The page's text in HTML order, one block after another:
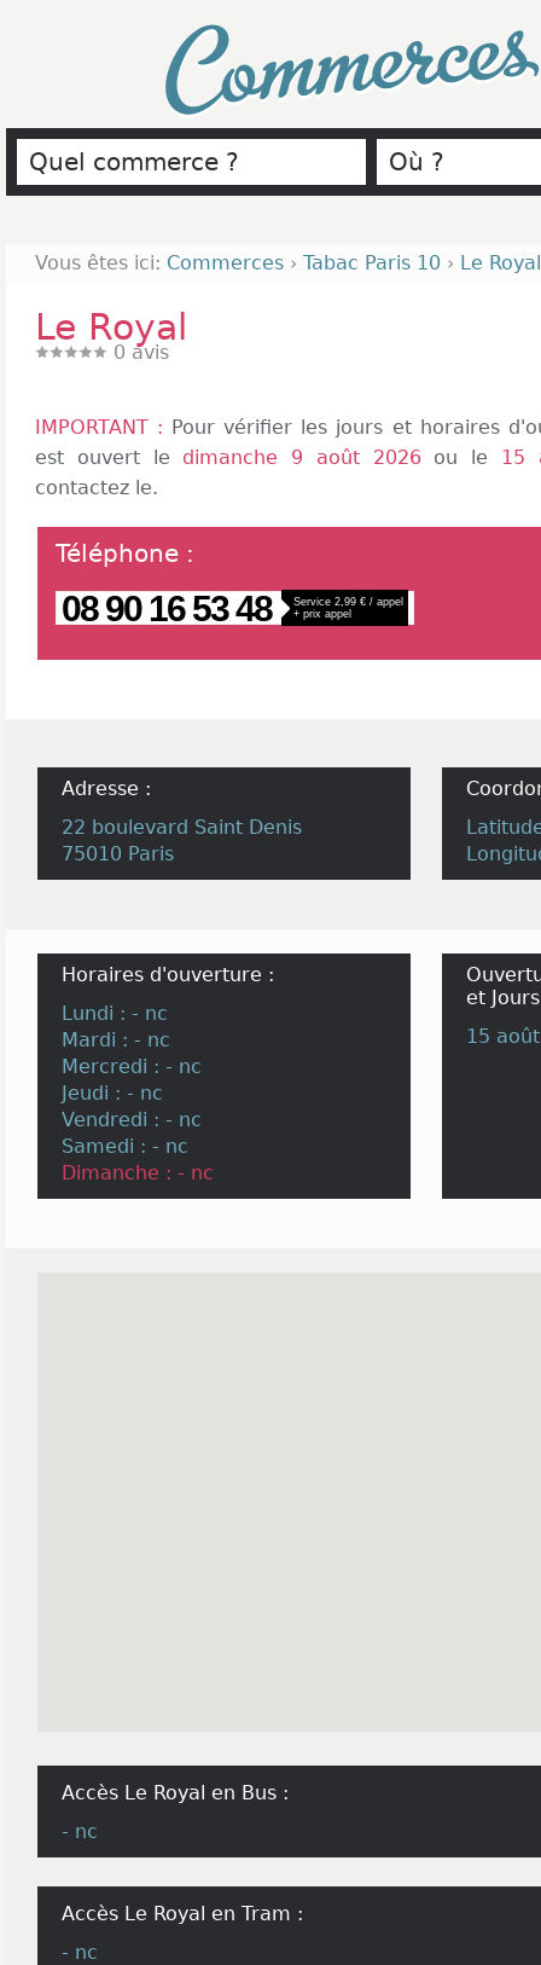
Vous êtes ici: Commerces › Tabac Paris 10 › Le Royal
Le Royal
0 avis
IMPORTANT : Pour vérifier les jours et horaires
est ouvert le dimanche 9 août 2026ou le 15
contactez le.
Téléphone :
08 90 16 53 48
Service 2,99 € / appel
+ prix appel
Adresse :
22 boulevard Saint Denis
75010 Paris
Horaires d'ouverture :
Lundi : - nc
Mardi : - nc
Mercredi : - nc
Jeudi : - nc
Vendredi : - nc
Samedi : - nc
Dimanche : - nc
et
15
Accès Le Royal en Bus :
- nc
Accès Le Royal en Tram :
- nc